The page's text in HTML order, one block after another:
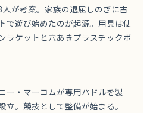
が考案。家族の退屈しのぎに古
で遊び始めたのが起源。用具は使
ラケットと穴あきプラスチックボ
ー・マーコムが専用パドルを製
立。競技として整備が始まる。